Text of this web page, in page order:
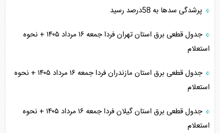
پرشدگی سدها به 58درصد رسید
جدول قطعی برق استان تهران فردا جمعه ۱۶ مرداد ۱۴۰۵ + نحوه
استعلام
جدول قطعی برق استان مازندران فردا جمعه ۱۶ مرداد ۱۴۰۵ + نحوه
استعلام
جدول قطعی برق استان گیلان فردا جمعه ۱۶ مرداد ۱۴۰۵ + نحوه
استعلام